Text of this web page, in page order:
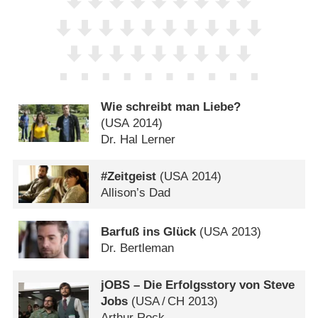
Wie schreibt man Liebe?
(USA 2014)
Dr. Hal Lerner
#Zeitgeist (USA 2014)
Allison’s Dad
Barfuß ins Glück(USA2013)
Dr. Bertleman
jOBS – Die Erfolgsstory von Steve
Jobs (USA/ CH 2013)